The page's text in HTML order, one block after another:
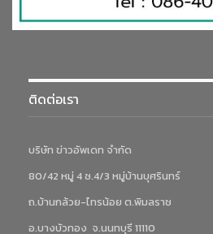
ติดต่อเรา
บริษัท ข่าวอัพเดท จำกัด
80/42 หมู่ 4 ซ.4/3 หมู่บ้านบุศรินทร์
ถ.บ้านกล้วย-ไทรน้อย ต.พิมลราช
อ.บางบัวทอง จ.นนทบุรี 11110